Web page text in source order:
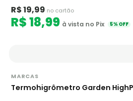
R$ 19,99 no cartão
R$ 18,99 à vista no Pix 5% OFF
MARCAS
Termohigrômetro Garden